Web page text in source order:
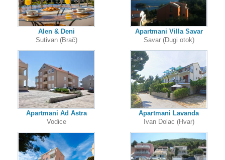
Alen & Deni
Sutivan (Brač)
Apartmani Ad Astra
Vodice
Apartmani Villa Savar
Savar (Dugi otok)
Apartmani Lavanda
Ivan Dolac (Hvar)